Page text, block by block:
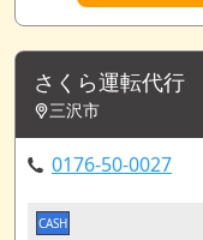
さくら運転代行
三沢市
0176-50-0027
CASH